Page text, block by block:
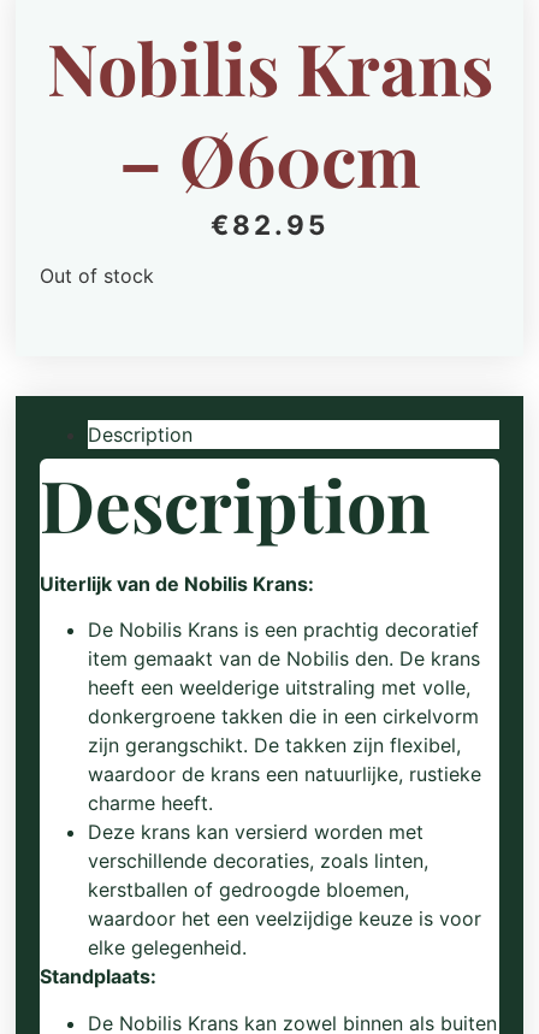
Nobilis Krans
– Ø60cm
€82.95
Out of stock
Description
Description
Uiterlijk van de Nobilis Krans:
De Nobilis Krans is een prachtig decoratief
item gemaakt van de Nobilis den. De krans
heeft een weelderige uitstraling met volle,
donkergroene takken die in een cirkelvorm
zijn gerangschikt. De takken zijn flexibel,
waardoor de krans een natuurlijke, rustieke
charme heeft.
Deze krans kan versierd worden met
verschillende decoraties, zoals linten,
kerstballen of gedroogde bloemen,
waardoor het een veelzijdige keuze is voor
elke gelegenheid.
Standplaats:
De Nobilis Krans kan zowel binnen als buiten